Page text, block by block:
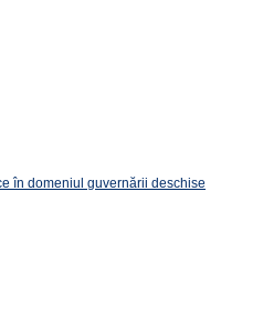
în domeniul guvernării deschise